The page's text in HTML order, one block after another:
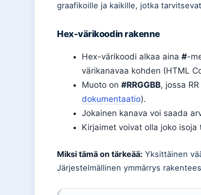
graafikoille ja kaikille, jotka
Hex-värikoodin rakenne
Hex-värikoodi alkaa aina #-
värikanavaa kohden (HTML
Muoto on #RRGGBB, jossa
dokumentaatio).
Jokainen kanava voi saada
Kirjaimet voivat olla joko
Miksi tämä on tärkeää: Yksittäinen
Järjestelmällinen ymmärrys